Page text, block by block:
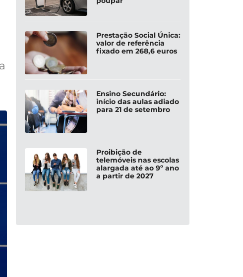
Prestação Social Única:
valor de referência
fixado em 268,6 euros
Ensino Secundário:
início das aulas adiado
para 21 de setembro
Proibição de
telemóveis nas escolas
alargada até ao 9º ano
a partir de 2027